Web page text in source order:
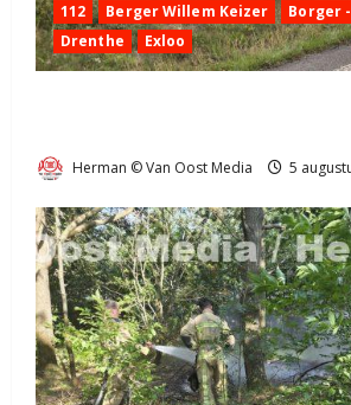
112 Berger Willem Keizer
Borger
Drenthe
Exloo
Herman © Van Oost Media 5